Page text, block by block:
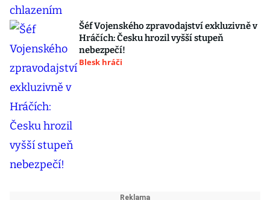
Šéf Vojenského zpravodajství exkluzivně v
Hráčích: Česku hrozil vyšší stupeň
nebezpečí!
Blesk hráči